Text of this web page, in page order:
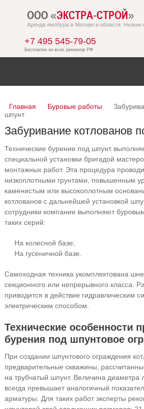
ООО «ЭКСТРА-СТРОЙ»
Аренда ямобура в Москве и области. Низкие
+7 495 545-79-05
Главная Буровые работы
шпунт
Забуривание котлованов
Технические бурение под шпунт
специальной установки бригадой
монтажных работ. Эта процедура
низкоплотными грунтами, повышенным
каменистым или высокоплотным
котлованов с дальнейшей установкой
сотрудники компании выполняют
таких серий:
На колесной базе;
На гусеничной базе.
Самоходная техника укомплектована
секционного или непрерывного класса.
приводится в действие гидравлическим
электрическим способом.
Технические особенности
бурения под шпунтовое
При создании шпунтового ограждения
предварительные скважины,
на трубчатый шпунт. Величина диаметра
всегда превышает аналогичный
арматуры. Для таких работ эксперты